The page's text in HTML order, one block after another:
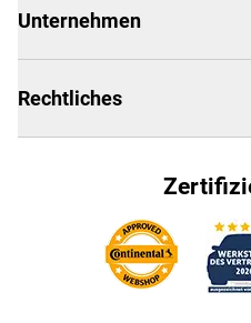
Unternehmen
Rechtliches